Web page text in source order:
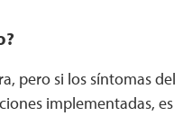
pero si los síntomas del
implementadas, es